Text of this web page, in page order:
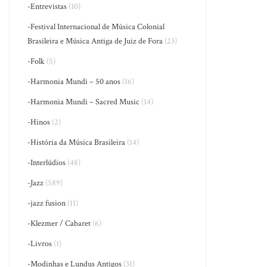
-Entrevistas (10)
-Festival Internacional de Música Colonial
Brasileira e Música Antiga de Juiz de Fora (23)
-Folk (5)
-Harmonia Mundi – 50 anos (16)
-Harmonia Mundi – Sacred Music (14)
-Hinos (2)
-História da Música Brasileira (14)
-Interlúdios (48)
-Jazz (589)
-jazz fusion (11)
-Klezmer / Cabaret (6)
-Livros (1)
-Modinhas e Lundus Antigos (31)